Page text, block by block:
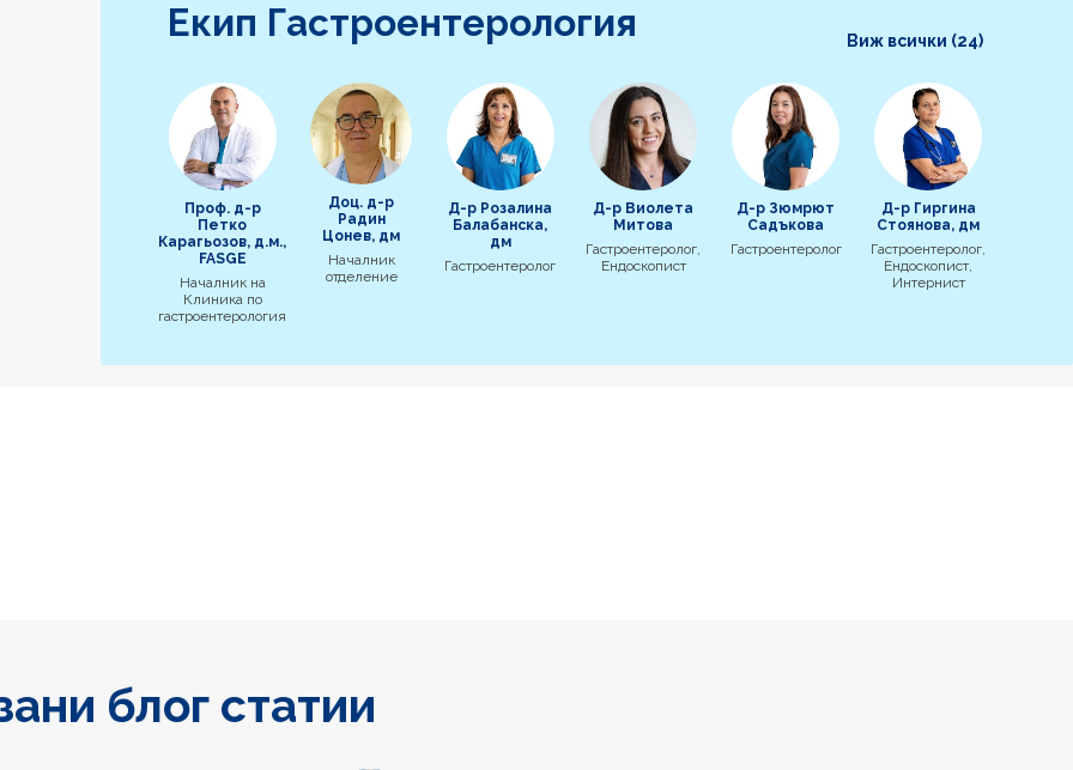
Екип Гастроентерология
Проф. д-р
Петко
Карагьозов, д.м.,
FASGE
Началник на
Клиника по
гастроентерология
Доц. д-р
Радин
Цонев, дм
Началник
отделение
Д-р Розалина
Балабанска,
дм
Гастроентеролог
Д-р Виолета
Митова
Гастроентеролог,
Ендоскопист
Д-р Зюмрют
Садъкова
Гастроентеролог
Д-р Гиргина
Стоянова, дм
Гастроентеролог,
Ендоскопист,
Интернист
Виж всички (24)
блог статии